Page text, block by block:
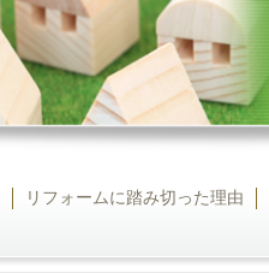
リフォームに踏み切った理由